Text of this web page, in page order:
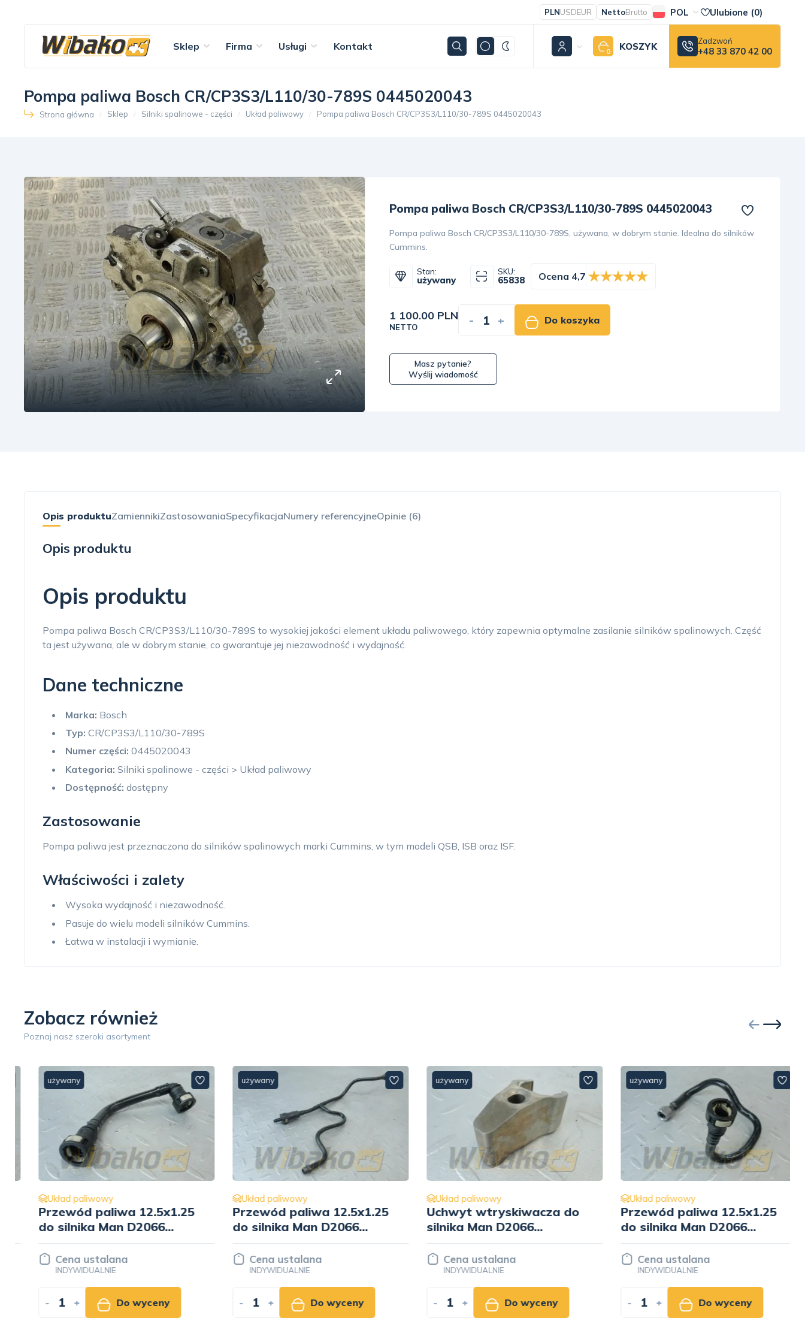
PLNUSDEUR NettoBrutto POL Ulubione (0)
Sklep Firma Usługi Kontakt 0 KOSZYK Zadzwoń
+48 33 870 42 00
Pompa paliwa Bosch CR/CP3S3/L110/30-789S 0445020043
Strona główna Sklep Silniki spalinowe - części Układ paliwowy Pompa paliwa Bosch CR/CP3S3/L110/30-789S 0445020043
Pompa paliwa Bosch CR/CP3S3/L110/30-789S 0445020043
Pompa paliwa Bosch CR/CP3S3/L110/30-789S, używana, w dobrym stanie. Idealna do silników
Cummins.
Stan:
używany
SKU:
65838 Ocena 4,7
1 100.00 PLN
NETTO - + Do koszyka
Masz pytanie?
Wyślij wiadomość
Opis produktuZamiennikiZastosowaniaSpecyfikacjaNumery referencyjneOpinie (6)
Opis produktu
Opis produktu
Pompa paliwa Bosch CR/CP3S3/L110/30-789S to wysokiej jakości element układu paliwowego, który zapewnia optymalne zasilanie silników spalinowych. Część
ta jest używana, ale w dobrym stanie, co gwarantuje jej niezawodność i wydajność.
Dane techniczne
Marka: Bosch
Typ: CR/CP3S3/L110/30-789S
Numer części: 0445020043
Kategoria: Silniki spalinowe - części > Układ paliwowy
Dostępność: dostępny
Zastosowanie
Pompa paliwa jest przeznaczona do silników spalinowych marki Cummins, w tym modeli QSB, ISB oraz ISF.
Właściwości i zalety
Wysoka wydajność i niezawodność.
Pasuje do wielu modeli silników Cummins.
Łatwa w instalacji i wymianie.
Zobacz również
Poznaj nasz szeroki asortyment
używany
Układ paliwowy
Przewód paliwa 12.5x1.25
do silnika Man D2066
51.12307-5716
Cena ustalana
INDYWIDUALNIE
+ Do wyceny
używany
Układ paliwowy
Przewód paliwa 12.5x1.25
do silnika Man D2066
51.12305-5438
Cena ustalana
INDYWIDUALNIE
+ Do wyceny
używany
Układ paliwowy
Uchwyt wtryskiwacza do
silnika Man D2066
51.10104-0065
Cena ustalana
INDYWIDUALNIE
+ Do wyceny
używany
Układ paliwowy
Przewód paliwa 12.5x1.25
do silnika Man D2066
51.12305-5429
Cena ustalana
INDYWIDUALNIE
+ Do wyceny